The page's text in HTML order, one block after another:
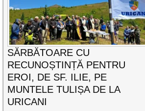
SĂRBĂTOARE CU
RECUNOȘTINȚĂ PENTRU
EROI, DE SF. ILIE, PE
MUNTELE TULIȘA DE LA
URICANI